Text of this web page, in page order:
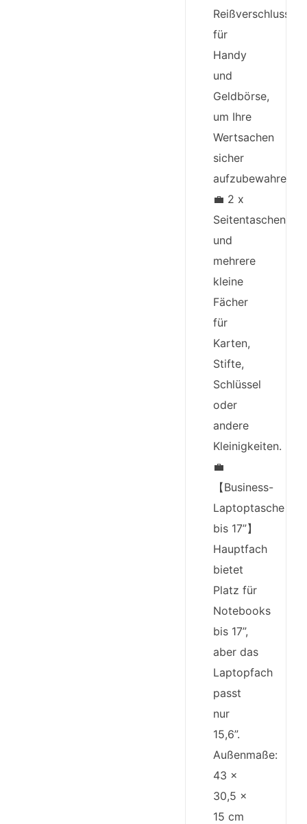
für
Handy
und
Geldbörse,
um Ihre
Wertsachen
sicher
aufzubewahren.
💼 2 x
Seitentaschen
und
mehrere
kleine
Fächer
für
Karten,
Stifte,
Schlüssel
oder
andere
Kleinigkeiten.
💼
【Business-
Laptoptasche
bis 17”】
Hauptfach
bietet
Platz für
Notebooks
bis 17”,
aber das
Laptopfach
passt
nur
15,6”.
Außenmaße:
43 x
30,5 x
15 cm